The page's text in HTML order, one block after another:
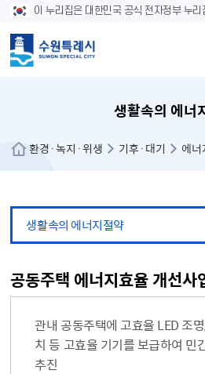
이 누리집은 대한민국 공식 전자정부 누리
생활속의 에너
환경·녹지·위생 기후·대기 에너
생활속의 에너지절약
공동주택 에너지효율 개선사
관내 공동주택에 고효율 LED 조
치 등 고효율 기기를 보급하여 민
추진